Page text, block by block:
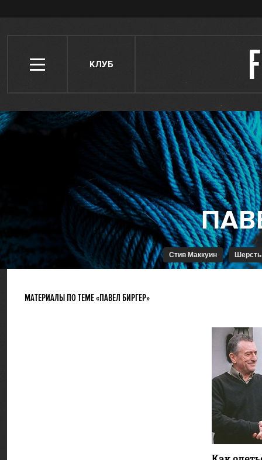
КЛУБ
Стив Маккуин Шерсть
МАТЕРИАЛЫ ПО ТЕМЕ «ПАВЕЛ БИРГЕР»